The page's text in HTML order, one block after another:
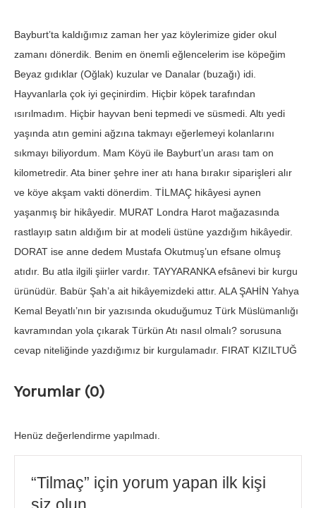
Bayburt’ta kaldığımız zaman her yaz köylerimize gider okul
zamanı dönerdik. Benim en önemli eğlencelerim ise köpeğim
Beyaz gıdıklar (Oğlak) kuzular ve Danalar (buzağı) idi.
Hayvanlarla çok iyi geçinirdim. Hiçbir köpek tarafından
ısırılmadım. Hiçbir hayvan beni tepmedi ve süsmedi. Altı yedi
yaşında atın gemini ağzına takmayı eğerlemeyi kolanlarını
sıkmayı biliyordum. Mam Köyü ile Bayburt’un arası tam on
kilometredir. Ata biner şehre iner atı hana bırakır siparişleri alır
ve köye akşam vakti dönerdim. TİLMAÇ hikâyesi aynen
yaşanmış bir hikâyedir. MURAT Londra Harot mağazasında
rastlayıp satın aldığım bir at modeli üstüne yazdığım hikâyedir.
DORAT ise anne dedem Mustafa Okutmuş’un efsane olmuş
atıdır. Bu atla ilgili şiirler vardır. TAYYARANKA efsânevi bir kurgu
ürünüdür. Babür Şah’a ait hikâyemizdeki attır. ALA ŞAHİN Yahya
Kemal Beyatlı’nın bir yazısında okuduğumuz Türk Müslümanlığı
kavramından yola çıkarak Türkün Atı nasıl olmalı? sorusuna
cevap niteliğinde yazdığımız bir kurgulamadır. FIRAT KIZILTUĞ
Yorumlar (0)
Henüz değerlendirme yapılmadı.
“Tilmaç” için yorum yapan ilk kişi
siz olun